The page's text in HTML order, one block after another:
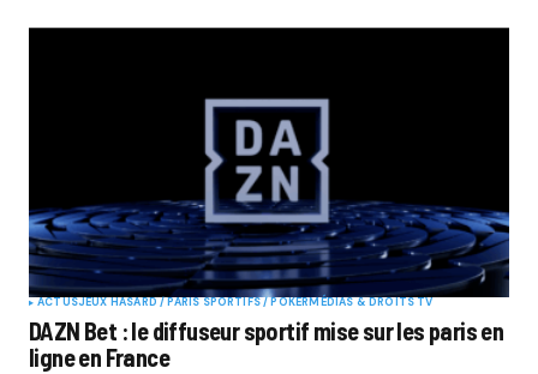
ACTUSJEUX HASARD / PARIS SPORTIFS / POKERMÉDIAS & DROITS TV
DAZN Bet : le diffuseur sportif mise sur les paris en
ligne en France